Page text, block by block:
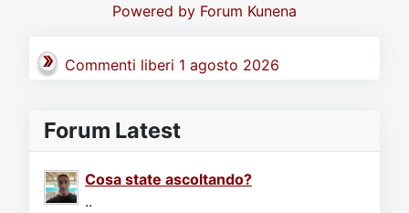
Powered by Forum Kunena
Commenti liberi 1 agosto 2026
Forum Latest
Cosa state ascoltando?
..